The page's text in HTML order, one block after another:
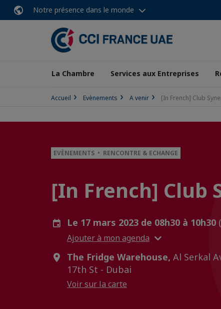
Notre présence dans le monde
La Chambre Services aux Entreprises
Accueil Evènements A venir [In French] Club
EVÈNEMENTS • RENCONTRE & ECHANGE
[In French] Club
Le 17 mars 2023 de 08h30 à 10h30
Ajouter à mon agenda
The Fridge Warehouse, Al Serkal
17th St - Dubai
Voir sur la carte